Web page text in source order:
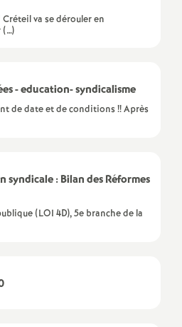
e
g
e
m
Créteil va se dérouler en
(…)
- education- syndicalisme
de date et de conditions !! Après
syndicale : Bilan des Réformes
(LOI 4D), 5e branche de la